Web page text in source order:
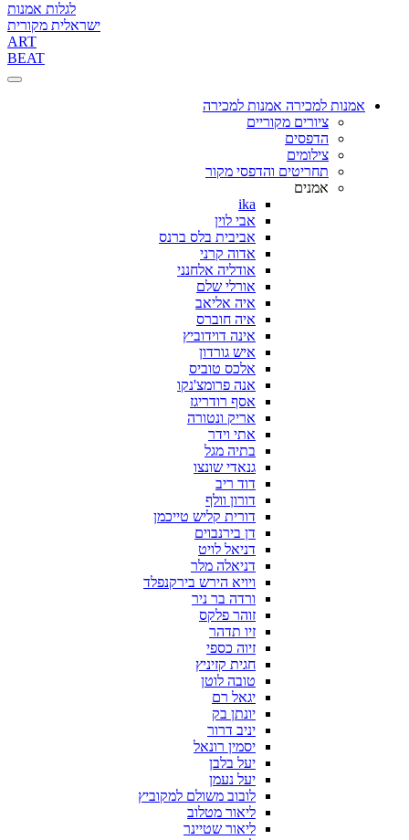
לגלות אמנות
ישראלית מקורית
ART
BEAT
אמנות למכירה אמנות למכירה
ציורים מקוריים
הדפסים
צילומים
תחריטים והדפסי מקור
אמנים
ika
אבי לוין
אביבית בלס ברנס
אדוה קרני
אודליה אלחנני
אורלי שלם
איה אליאב
איה חוברס
אינה דוידוביץ
איש גורדון
אלכס טוביס
אנה פרומצ'נקו
אסף רודריגז
אריק ונטורה
אתי וידר
בתיה מגל
גנאדי שונצו
דוד ריב
דורון וולף
דורית קליש טייכמן
דן בירנבוים
דניאל לויט
דניאלה מלר
ויויא הירש בירקנפלד
ורדה בר ניר
זוהר פלקס
זיו תדהר
זיוה כספי
חגית קזיניץ
טובה לוטן
יגאל רם
יונתן בק
יניב דרור
יסמין רונאל
יעל בלבן
יעל נעמן
לובוב משולם למקוביץ
ליאור מטלוב
ליאור שטיינר